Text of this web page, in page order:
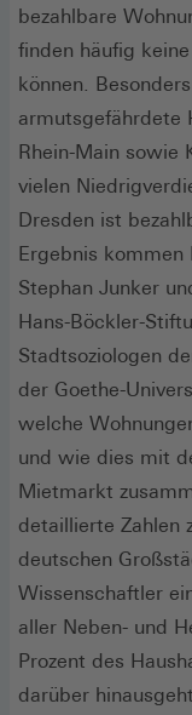
bezahlbare
finden häufig
können.
armutsgefährdete
Rhein-Main sowie
vielen
Dresden ist
Ergebnis kommen
Stephan Junker
Hans-Böckler-
Stadtsoziologen
der Goethe-
welche
und wie dies mit
Mietmarkt
detaillierte Zahlen
deutschen
Wissenschaftler
aller Neben- und
Prozent des
darüber